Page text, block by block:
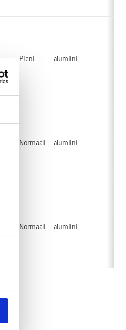
Pieni alumiini
Normaali alumiini
Normaali alumiini